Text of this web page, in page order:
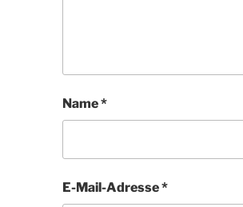
Name*
E-Mail-Adresse*